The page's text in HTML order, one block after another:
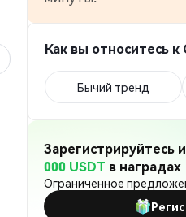
Как вы относитесь к
Бычий тренд
Зарегистрируйтесь
000 USDT в наградах
Ограниченное